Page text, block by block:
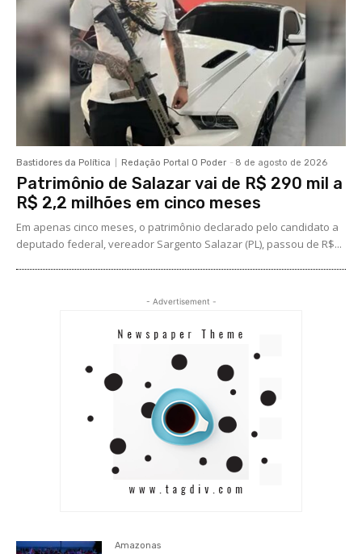
Bastidores da Política Redação Portal O Poder - 8 de agosto de 2026
Patrimônio de Salazar vai de R$ 290 mil a
R$ 2,2 milhões em cinco meses
Em apenas cinco meses, o patrimônio declarado pelo candidato a
deputado federal, vereador Sargento Salazar (PL), passou de R$...
- Advertisement -
Amazonas